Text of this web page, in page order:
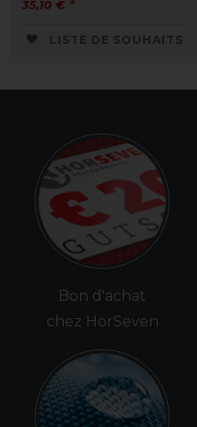
35,10 € *
LISTE DE SOUHAITS
Bon d'achat
chez HorSeven